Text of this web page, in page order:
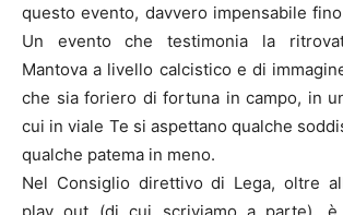
questo evento, davvero impensabile
Un evento che testimonia la
Mantova a livello calcistico e di
che sia foriero di fortuna in campo, in
cui in viale Te si aspettano qualche
qualche patema in meno.
Nel Consiglio direttivo di Lega, oltre